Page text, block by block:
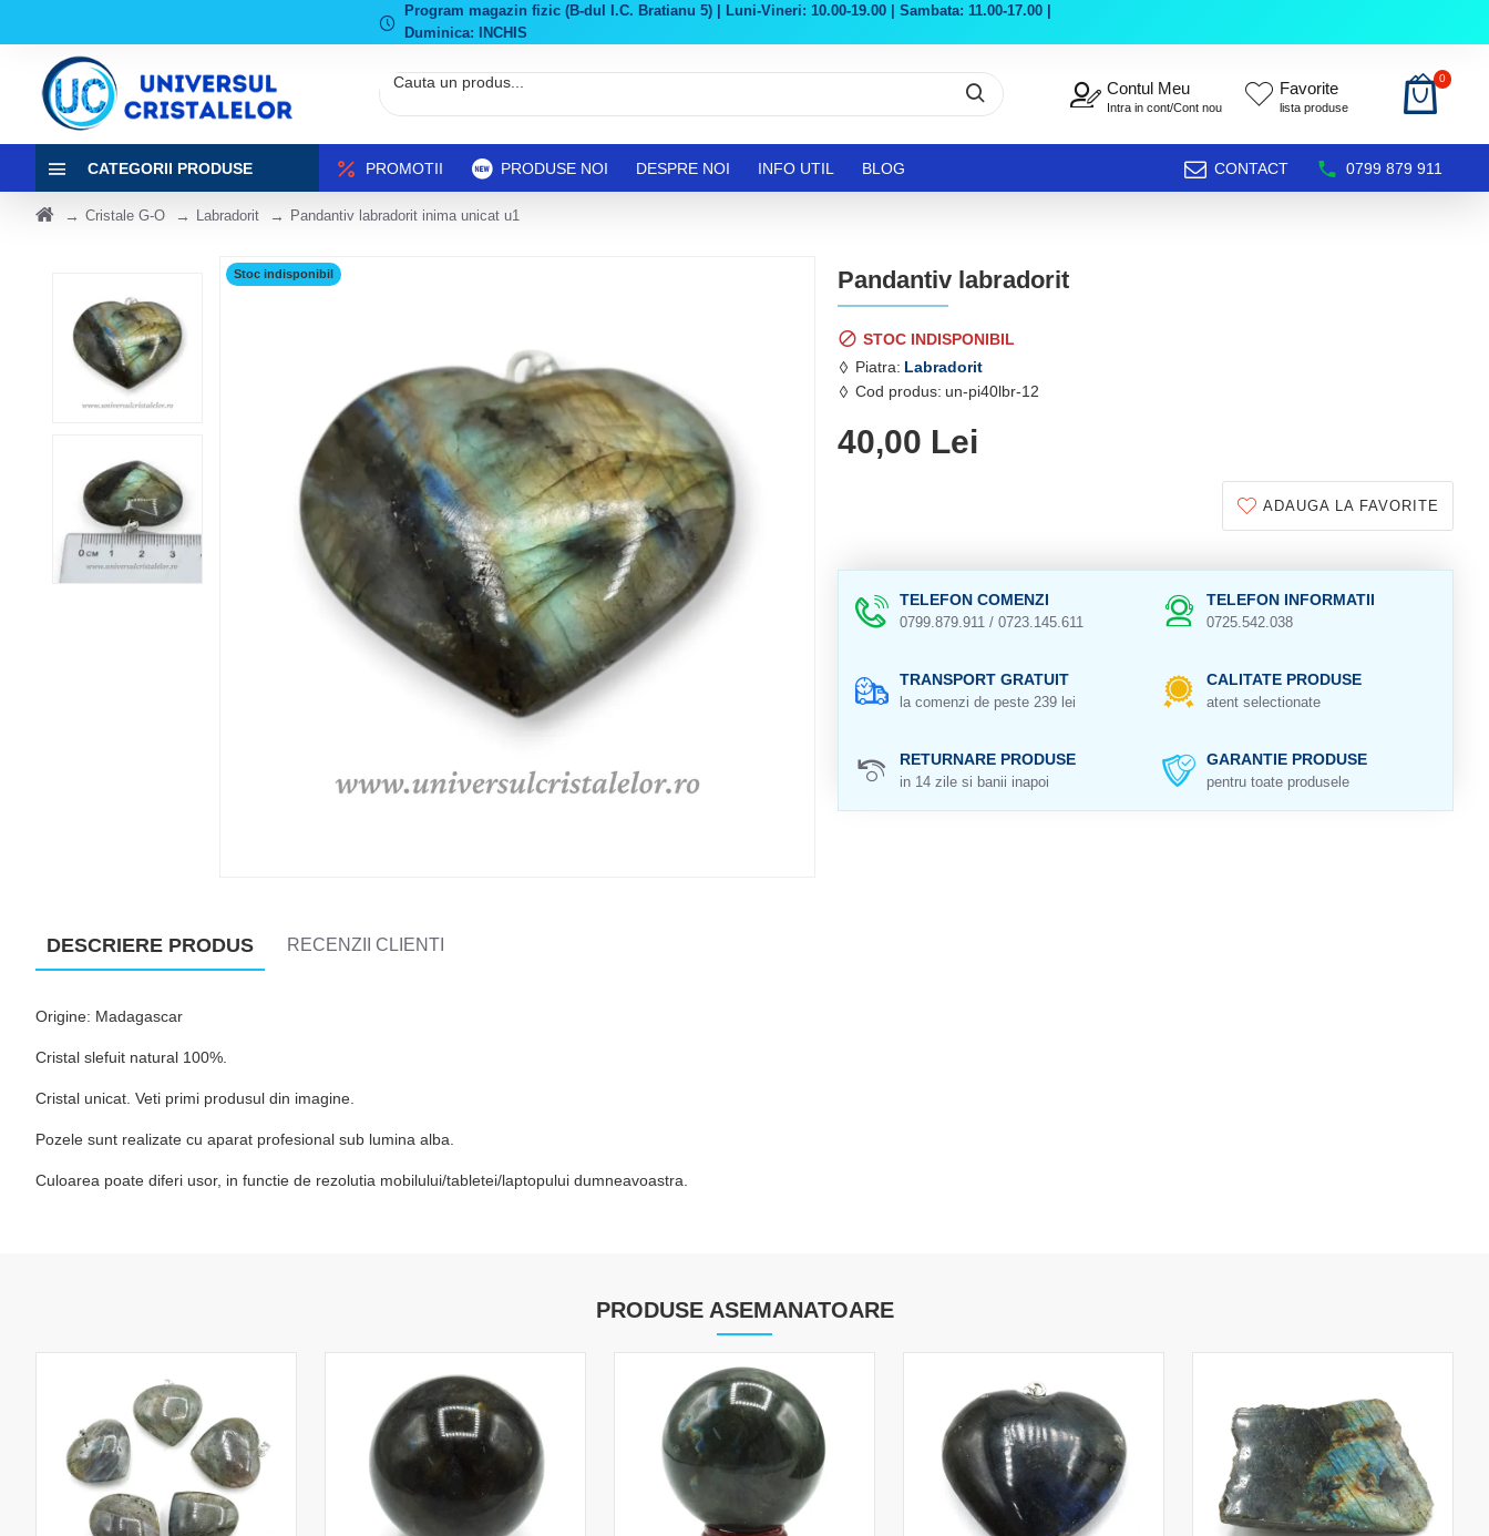
Program magazin fizic (B-dul I.C. Bratianu 5) | Luni-Vineri: 10.00-19.00 | Sambata: 11.00-17.00 |
Duminica: INCHIS
Contul Meu
Intra in cont/Cont nou
Favorite
lista produse
0
CATEGORII PRODUSE PROMOTII PRODUSE NOI DESPRE NOI INFO UTIL BLOG CONTACT 0799 879 911
Cristale G-O Labradorit Pandantiv labradorit inima unicat u1
Stoc indisponibil Pandantiv labradorit
STOC INDISPONIBIL
Piatra: Labradorit
Cod produs: un-pi40lbr-12
40,00 Lei
ADAUGA LA FAVORITE
TELEFON COMENZI
0799.879.911 / 0723.145.611
TELEFON INFORMATII
0725.542.038
TRANSPORT GRATUIT
la comenzi de peste 239 lei
CALITATE PRODUSE
atent selectionate
RETURNARE PRODUSE
in 14 zile si banii inapoi
GARANTIE PRODUSE
pentru toate produsele
DESCRIERE PRODUS RECENZII CLIENTI
Origine: Madagascar
Cristal slefuit natural 100%.
Cristal unicat. Veti primi produsul din imagine.
Pozele sunt realizate cu aparat profesional sub lumina alba.
Culoarea poate diferi usor, in functie de rezolutia mobilului/tabletei/laptopului dumneavoastra.
PRODUSE ASEMANATOARE